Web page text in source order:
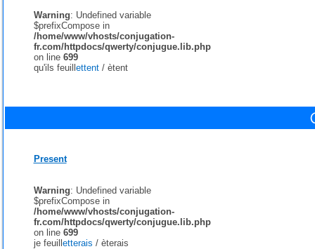
Warning: Undefined variable
$prefixCompose in
/home/www/vhosts/conjugation-
fr.com/httpdocs/qwerty/conjugue.lib.php
on line 699
qu'ils feuill ettent/ ètent
Present
Warning: Undefined variable
$prefixCompose in
/home/www/vhosts/conjugation-
fr.com/httpdocs/qwerty/conjugue.lib.php
on line 699
je feuill etterais / èterais